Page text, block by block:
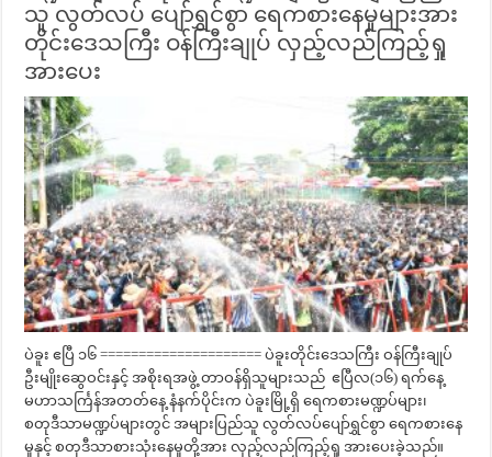
သူ လွတ်လပ် ပျော်ရွှင်စွာ ရေကစားနေမှုများအား
တိုင်းဒေသကြီး ဝန်ကြီးချုပ် လှည့်လည်ကြည့်ရှု
အားပေး
ပဲခူး ဧပြီ ၁၆ ===================== ပဲခူးတိုင်းဒေသကြီး ဝန်ကြီးချုပ်
ဦးမျိုးဆွေဝင်းနှင့် အစိုးရအဖွဲ့ တာဝန်ရှိသူများသည် ဧပြီလ(၁၆) ရက်နေ့
မဟာသင်္ကြန်အတတ်နေ့ နံနက်ပိုင်းက ပဲခူးမြို့ရှိ ရေကစားမဏ္ဍပ်များ၊
စတုဒီသာမဏ္ဍပ်များတွင် အများပြည်သူ လွတ်လပ်ပျော်ရွှင်စွာ ရေကစား‌နေ
မှုနှင့် စတုဒီသာစားသုံးနေမှုတို့အား လှည့်လည်ကြည့်ရှု အားပေးခဲ့သည်။